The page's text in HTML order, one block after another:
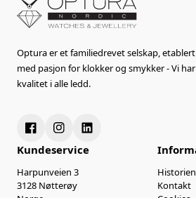
Optura er et familiedrevet selskap, etablert
med pasjon for klokker og smykker - Vi
kvalitet i alle ledd.
Kundeservice
Harpunveien 3
3128 Nøtterøy
Kontakt